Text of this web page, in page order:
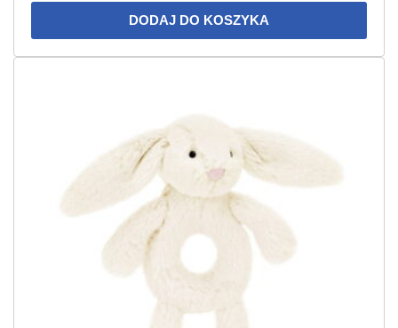
DODAJ DO KOSZYKA